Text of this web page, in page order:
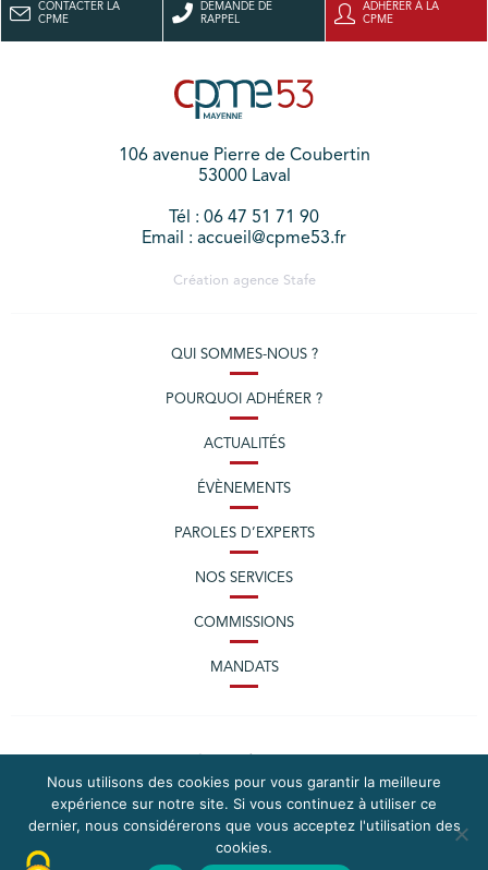
CONTACTER LA
CPME
DEMANDE DE
RAPPEL
ADHÉRER À LA
CPME
106 avenue Pierre de Coubertin
53000 Laval
Tél : 06 47 51 71 90
Email : accueil@cpme53.fr
Création agence Stafe
QUI SOMMES-NOUS ?
POURQUOI ADHÉRER ?
ACTUALITÉS
ÉVÈNEMENTS
PAROLES D’EXPERTS
NOS SERVICES
COMMISSIONS
MANDATS
PLAN DU SITE MENTIONS LÉGALES
Nous utilisons des cookies pour vous garantir la meilleure
expérience sur notre site. Si vous continuez à utiliser ce
dernier, nous considérerons que vous acceptez l'utilisation des
cookies.